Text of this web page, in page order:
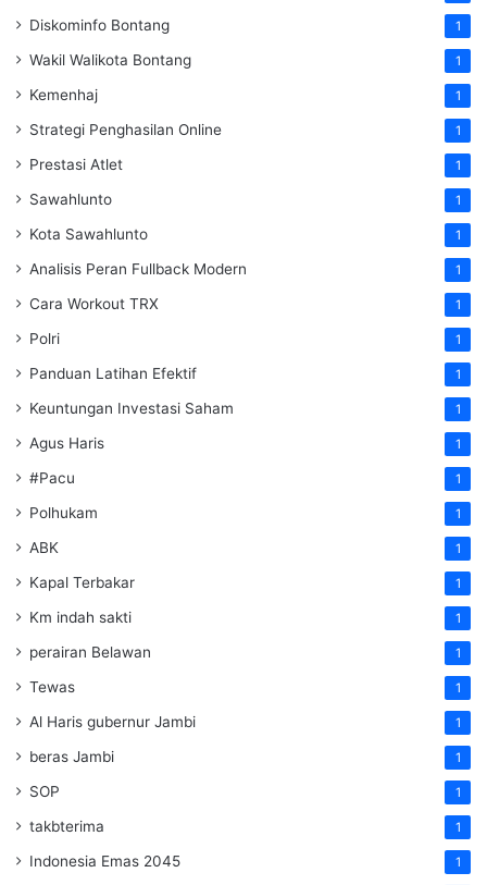
Diskominfo Bontang 1
Wakil Walikota Bontang 1
Kemenhaj 1
Strategi Penghasilan Online 1
Prestasi Atlet 1
Sawahlunto 1
Kota Sawahlunto 1
Analisis Peran Fullback Modern 1
Cara Workout TRX 1
Polri 1
Panduan Latihan Efektif 1
Keuntungan Investasi Saham 1
Agus Haris 1
#Pacu 1
Polhukam 1
ABK 1
Kapal Terbakar 1
Km indah sakti 1
perairan Belawan 1
Tewas 1
Al Haris gubernur Jambi 1
beras Jambi 1
SOP 1
takbterima 1
Indonesia Emas 2045 1